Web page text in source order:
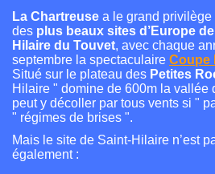
La Chartreuse a le grand privilège
des plus beaux sites d’Europe
Hilaire du Touvet, avec chaque
septembre la spectaculaire Coupe
Situé sur le plateau des Petites
Hilaire " domine de 600m la vallée
peut y décoller par tous vents si "
" régimes de brises ".
Mais le site de Saint-Hilaire n’est
également :